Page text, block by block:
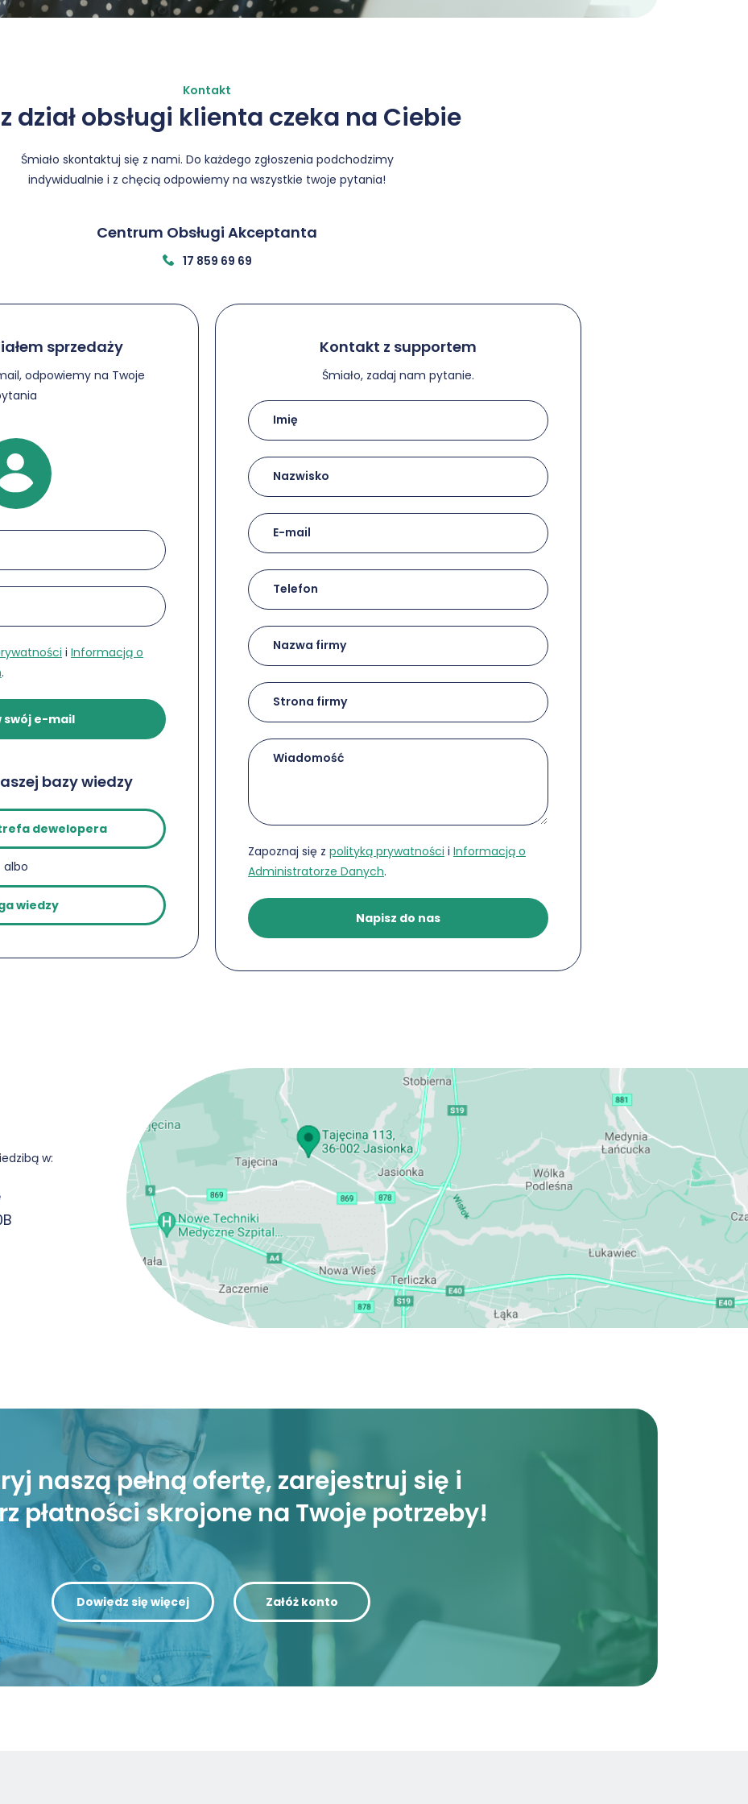
Kontakt
dział obsługi klienta czeka na Ciebie
Śmiało skontaktuj się z nami. Do każdego zgłoszenia podchodzimy
indywidualnie i z chęcią odpowiemy na wszystkie twoje pytania!
Centrum Obsługi Akceptanta
17 859 69 69
sprzedaży
odpowiemy na Twoje
i Informacją o
.
swój e-mail
bazy wiedzy
dewelopera
albo
wiedzy
Kontakt z supportem
Śmiało, zadaj nam pytanie.
Kontakt
z
supportem
Zapoznaj się z polityką prywatności i Informacją o
Administratorze Danych.
Napisz do nas
w:
naszą pełną ofertę, zarejestruj się i
płatności skrojone na Twoje potrzeby!
Dowiedz się więcej Załóż konto